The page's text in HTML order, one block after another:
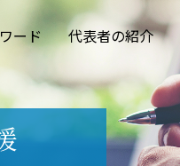
ード 代表者の紹介